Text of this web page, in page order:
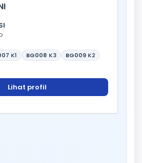
K1 BG008 K3 BG009 K2
Lihat profil